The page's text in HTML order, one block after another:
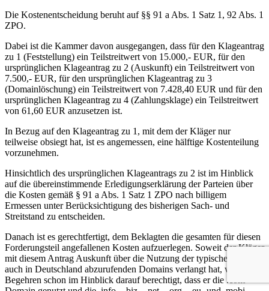
Die Kostenentscheidung beruht auf §§ 91 a Abs. 1 Satz 1, 92 Abs. 1
ZPO.
Dabei ist die Kammer davon ausgegangen, dass für den Klageantrag
zu 1 (Feststellung) ein Teilstreitwert von 15.000,- EUR, für den
ursprünglichen Klageantrag zu 2 (Auskunft) ein Teilstreitwert von
7.500,- EUR, für den ursprünglichen Klageantrag zu 3
(Domainlöschung) ein Teilstreitwert von 7.428,40 EUR und für den
ursprünglichen Klageantrag zu 4 (Zahlungsklage) ein Teilstreitwert
von 61,60 EUR anzusetzen ist.
In Bezug auf den Klageantrag zu 1, mit dem der Kläger nur
teilweise obsiegt hat, ist es angemessen, eine hälftige Kostenteilung
vorzunehmen.
Hinsichtlich des ursprünglichen Klageantrags zu 2 ist im Hinblick
auf die übereinstimmende Erledigungserklärung der Parteien über
die Kosten gemäß § 91 a Abs. 1 Satz 1 ZPO nach billigem
Ermessen unter Berücksichtigung des bisherigen Sach- und
Streitstand zu entscheiden.
Danach ist es gerechtfertigt, dem Beklagten die gesamten für diesen
Forderungsteil angefallenen Kosten aufzuerlegen. Soweit der Kläger
mit diesem Antrag Auskunft über die Nutzung der typischerweise
auch in Deutschland abzurufenden Domains verlangt hat, war sein
Begehren schon im Hinblick darauf berechtigt, dass er die .com-